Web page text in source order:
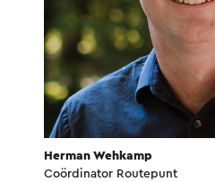
Herman Wehkamp
Coördinator Routepunt